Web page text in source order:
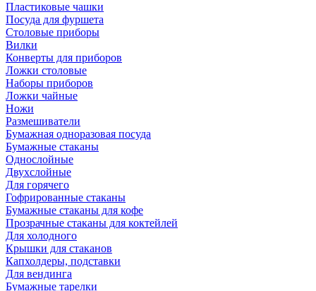
Пластиковые чашки
Посуда для фуршета
Столовые приборы
Вилки
Конверты для приборов
Ложки столовые
Наборы приборов
Ложки чайные
Ножи
Размешиватели
Бумажная одноразовая посуда
Бумажные стаканы
Однослойные
Двухслойные
Для горячего
Гофрированные стаканы
Бумажные стаканы для кофе
Прозрачные стаканы для коктейлей
Для холодного
Крышки для стаканов
Капхолдеры, подставки
Для вендинга
Бумажные тарелки